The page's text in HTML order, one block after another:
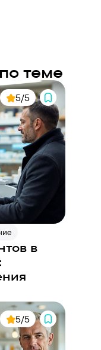
теме
5/5
в
5/5